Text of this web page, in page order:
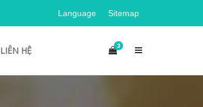
Language Sitemap
3
LIÊN HỆ